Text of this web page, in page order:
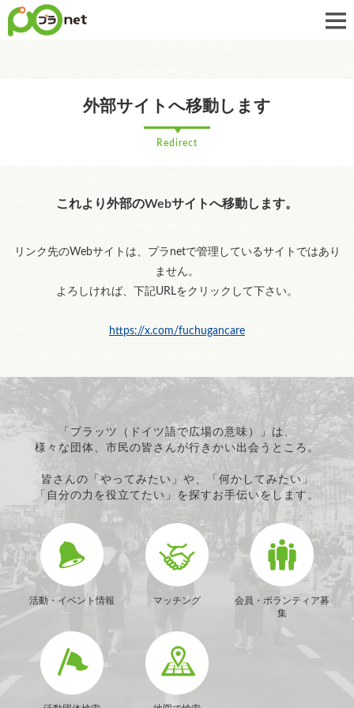
外部サイトへ移動します
Redirect
これより外部のWebサイトへ移動します。
リンク先のWebサイトは、プラnetで管理しているサイトではあり
ません。
よろしければ、下記URLをクリックして下さい。
https://x.com/fuchugancare
「プラッツ（ドイツ語で広場の意味）」は、
様々な団体、市民の皆さんが行きかい出会うところ。
皆さんの「やってみたい」や、「何かしてみたい」
「自分の力を役立てたい」を探すお手伝いをします。
活動・イベント情報 マッチング
会員・ボランティア募
集